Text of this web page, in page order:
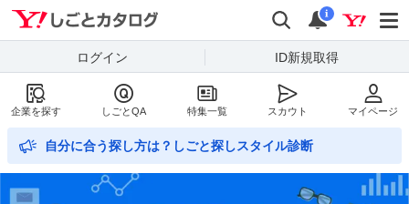
Yahoo!しごとカタログ
検索
通知
i
ログイン ID新規取得
企業を探す しごとQA 特集一覧 スカウト マイページ
自分に合う探し方は？しごと探しスタイル診断